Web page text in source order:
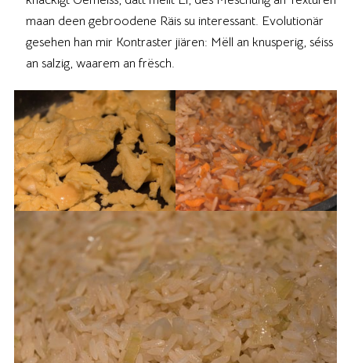
maan deen gebroodene Räis su interessant. Evolutionär
gesehen han mir Kontraster jiären: Mëll an knusperig, séiss
an salzig, waarem an frësch.